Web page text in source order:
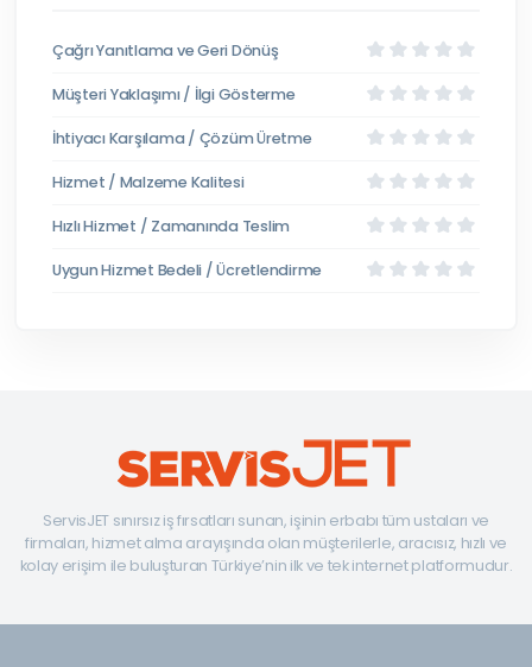
Çağrı Yanıtlama ve Geri Dönüş
Müşteri Yaklaşımı / İlgi Gösterme
İhtiyacı Karşılama / Çözüm Üretme
Hizmet / Malzeme Kalitesi
Hızlı Hizmet / Zamanında Teslim
Uygun Hizmet Bedeli / Ücretlendirme
ServisJET sınırsız iş fırsatları sunan, işinin erbabı tüm ustaları ve
firmaları, hizmet alma arayışında olan müşterilerle, aracısız, hızlı ve
kolay erişim ile buluşturan Türkiye’nin ilk ve tek internet platformudur.